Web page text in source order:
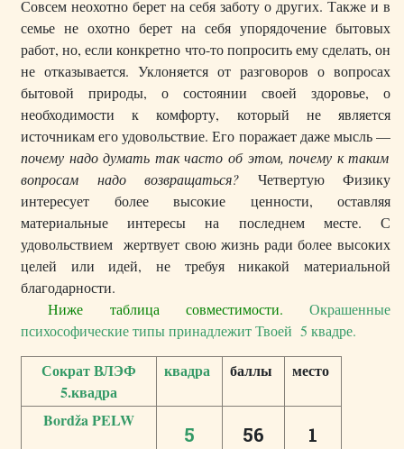
Совсем неохотно берет на себя заботу о других. Также и в
семье не охотно берет на себя упорядочение бытовых
работ, но, если конкретно что-то попросить ему сделать, он
не отказывается. Уклоняется от разговоров о вопросах
бытовой природы, о состоянии своей здоровье, о
необходимости к комфорту, который не является
источникам его удовольствие. Его поражает даже мысль —
почему надо думать так часто об этом, почему к таким
вопросам надо возвращаться? Четвертую Физику
интересует более высокие ценности, оставляя
материальные интересы на последнем месте. С
удовольствием жертвует свою жизнь ради более высоких
целей или идей, не требуя никакой материальной
благодарности.
Ниже таблица совместимости. Окрашенные
психософические типы принадлежит Твоей 5 квадре.
Сократ ВЛЭФ
5.квадра
квадра баллы место
Bordža PELW
5 56 1